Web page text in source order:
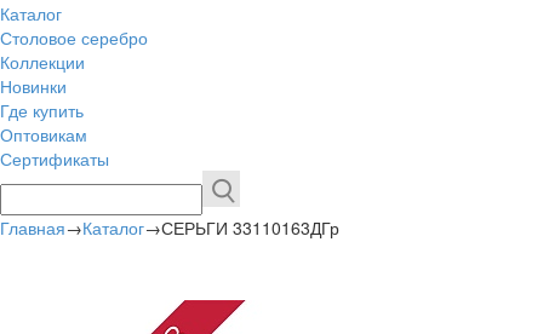
Каталог
Столовое серебро
Коллекции
Новинки
Где купить
Оптовикам
Сертификаты
Главная→Каталог→СЕРЬГИ 33110163ДГр